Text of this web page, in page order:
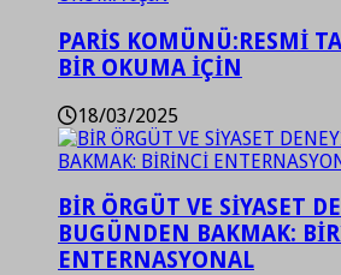
PARİS KOMÜNÜ:RESMİ
BİR OKUMA İÇİN
18/03/2025
BİR ÖRGÜT VE SİYASET
BUGÜNDEN BAKMAK:
ENTERNASYONAL